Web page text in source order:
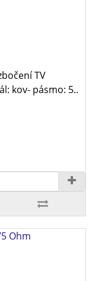
TV
kov- pásmo: 5..
Ohm